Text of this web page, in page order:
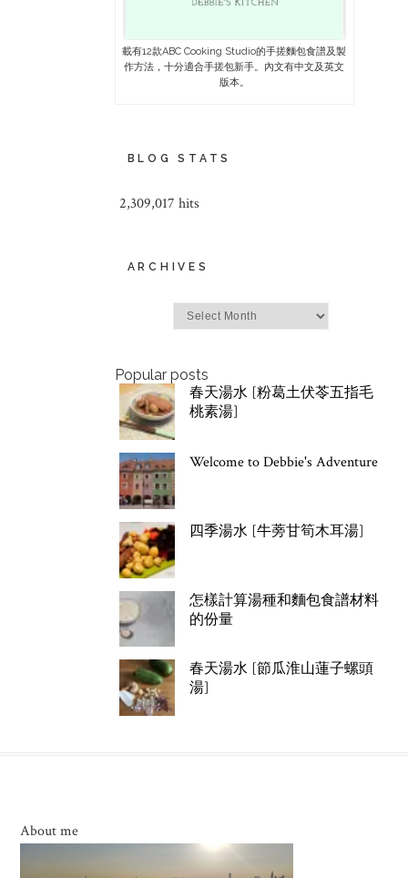
載有12款ABC Cooking Studio的手搓麵包食譜及製
作方法，十分適合手搓包新手。內文有中文及英文
版本。
BLOG STATS
2,309,017 hits
ARCHIVES
Popular posts
春天湯水 [粉葛土伏苓五指毛
桃素湯]
Welcome to Debbie's Adventure
四季湯水 [牛蒡甘筍木耳湯]
怎樣計算湯種和麵包食譜材料
的份量
春天湯水 [節瓜淮山蓮子螺頭
湯]
About me